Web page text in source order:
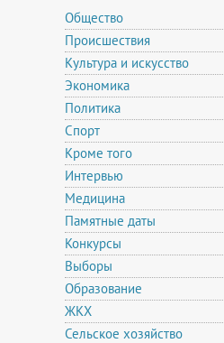
Общество
Происшествия
Культура и искусство
Экономика
Политика
Спорт
Кроме того
Интервью
Медицина
Памятные даты
Конкурсы
Выборы
Образование
ЖКХ
Сельское хозяйство